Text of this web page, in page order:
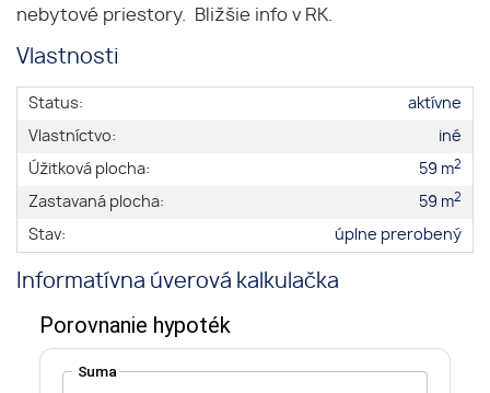
nebytové priestory. Bližšie info v RK.
Vlastnosti
Status:
aktívne
Vlastníctvo:
iné
Úžitková plocha:
59 m2
Zastavaná plocha: 59 m2
Stav: úplne prerobený
Informatívna úverová kalkulačka